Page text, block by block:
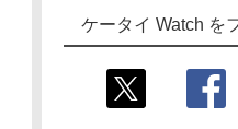
ケータイ Watch を